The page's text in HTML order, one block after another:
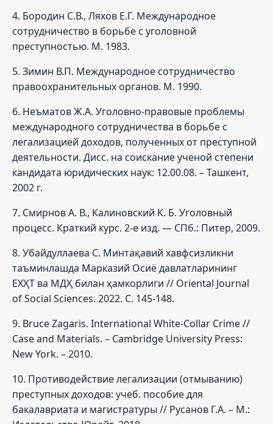
4. Бородин С.В., Ляхов Е.Г. Международное
сотрудничество в борьбе с уголовной
преступностью. М. 1983.
5. Зимин В.П. Международное сотрудничество
правоохранительных органов. М. 1990.
6. Неъматов Ж.А. Уголовно-правовые проблемы
международного сотрудничества в борьбе с
легализацией доходов, полученных от преступной
деятельности. Дисс. на соискание ученой степени
кандидата юридических наук: 12.00.08. – Ташкент,
2002 г.
7. Смирнов А. В., Калиновский К. Б. Уголовный
процесс. Краткий курс. 2-е изд. — СПб.: Питер, 2009.
8. Убайдуллаева С. Минтақавий хавфсизликни
таъминлашда Марказий Осиё давлатларининг
ЕХҲТ ва МДҲ билан ҳамкорлиги // Oriental Journal
of Social Sciences. 2022. С. 145-148.
9. Bruce Zagaris. International White-Collar Crime //
Case and Materials. – Cambridge University Press:
New York. – 2010.
10. Противодействие легализации (отмыванию)
преступных доходов: учеб. пособие для
бакалавриата и магистратуры // Русанов Г.А. – М.: